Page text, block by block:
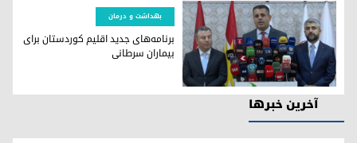
نشست خبری "سامان برزنجی" وزیر بهداشت اقلیم کوردستان
بهداشت و درمان
برنامه‌های جدید اقلیم کوردستان برای
بیماران سرطانی
آخرین خبرها